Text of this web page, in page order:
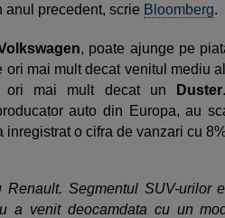
anul precedent, scrie Bloomberg.
, poate ajunge pe
ori mai mult decat venitul mediu
ori mai mult decat un
Duster
auto din Europa, au
inregistrat o cifra de vanzari cu
Segmentul SUV-urilor
a venit deocamdata cu un